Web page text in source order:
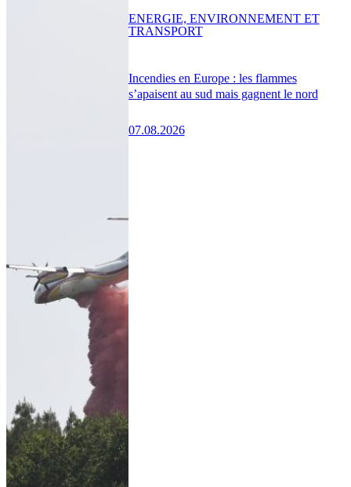
Incendies en Europe : les flammes
s’apaisent au sud mais gagnent le nord
07.08.2026
ENERGIE, ENVIRONNEMENT ET
TRANSPORT